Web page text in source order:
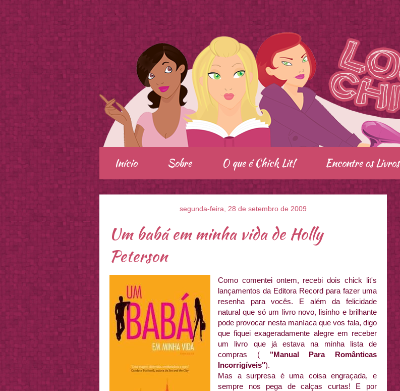
.
Início Sobre O que é Chick Lit! Encontre os Livros
segunda-feira, 28 de setembro de 2009
Um babá em minha vida de Holly
Peterson
Como comentei ontem, recebi dois chick lit's
lançamentos da Editora Record para fazer uma
resenha para vocês. E além da felicidade
natural que só um livro novo, lisinho e brilhante
pode provocar nesta maníaca que vos fala, digo
que fiquei exageradamente alegre em receber
um livro que já estava na minha lista de
compras ( "Manual Para Românticas
Incorrigíveis").
Mas a surpresa é uma coisa engraçada, e
sempre nos pega de calças curtas! E por